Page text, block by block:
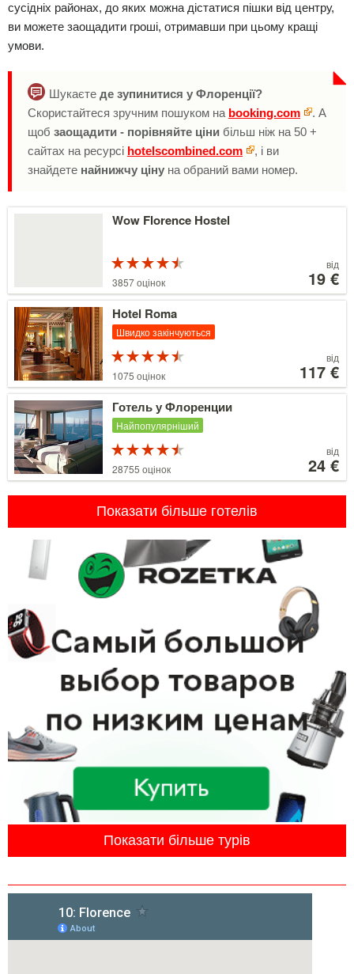
сусідніх районах, до яких можна дістатися пішки від центру,
ви можете заощадити гроші, отримавши при цьому кращі
умови.
Шукаєте де зупинитися у Флоренції?
Скористайтеся зручним пошуком на booking.com
. А
щоб заощадити - порівняйте ціни більш ніж на 50 +
сайтах на ресурсі hotelscombined.com
, і ви
знайдете найнижчу ціну на обраний вами номер.
Wow Florence Hostel
3857 оцінок
від
19 €
Детальніше
Hotel Roma
Швидко закінчуються
1075 оцінок
від
117 €
Детальніше
Готель у Флоренции
Найпопулярніший
28755 оцінок
від
24 €
Детальніше
Показати більше готелів
Показати більше турів